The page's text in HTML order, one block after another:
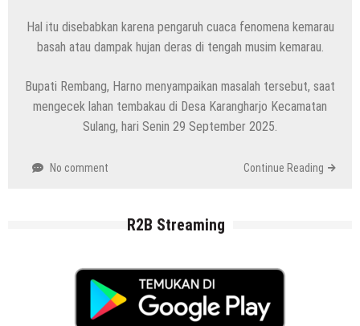
Hal itu disebabkan karena pengaruh cuaca fenomena kemarau
basah atau dampak hujan deras di tengah musim kemarau.
Bupati Rembang, Harno menyampaikan masalah tersebut, saat
mengecek lahan tembakau di Desa Karangharjo Kecamatan
Sulang, hari Senin 29 September 2025.
No comment Continue Reading
R2B Streaming